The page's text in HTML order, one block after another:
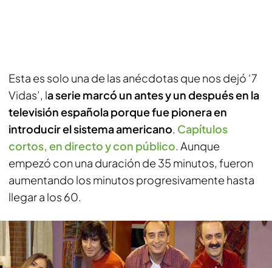
Esta es solo una de las anécdotas que nos dejó ‘7
Vidas’, la serie marcó un antes y un después en la
televisión española porque fue pionera en
introducir el sistema americano. Capítulos
cortos, en directo y con público. Aunque
empezó con una duración de 35 minutos, fueron
aumentando los minutos progresivamente hasta
llegar a los 60.